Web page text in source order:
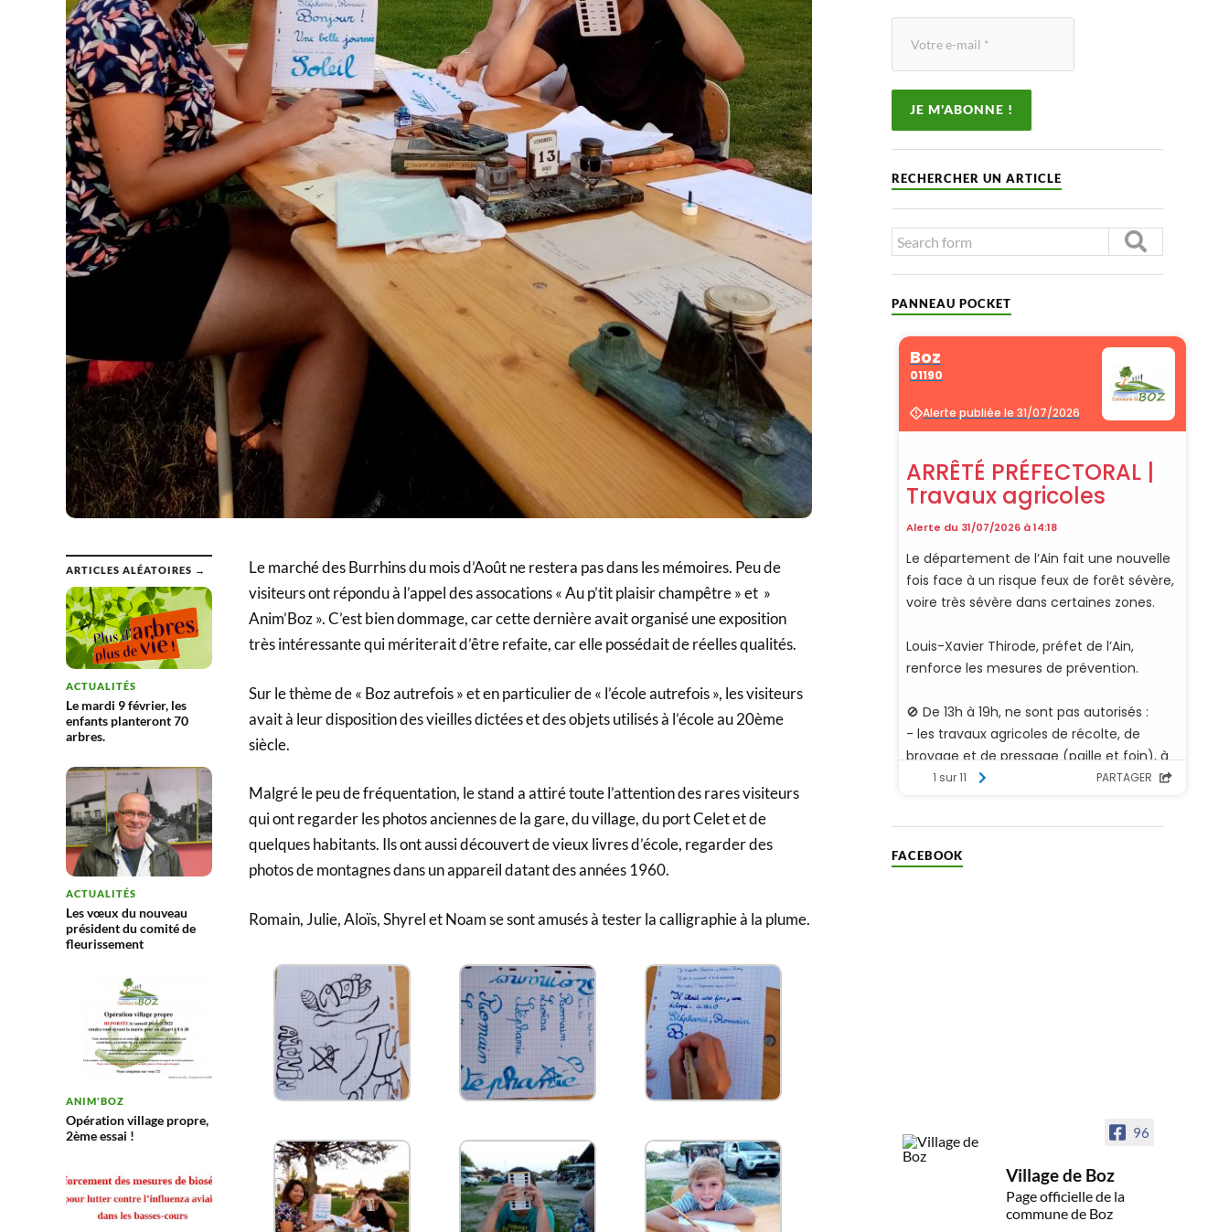
ARTICLES ALÉATOIRES →
ACTUALITÉS
Le mardi 9 février, les
enfants planteront 70
arbres.
ACTUALITÉS
Les vœux du nouveau
président du comité de
fleurissement
ANIM'BOZ
Opération village propre,
2ème essai !
Le marché des Burrhins du mois d’Août ne restera pas dans les mémoires. Peu de
visiteurs ont répondu à l’appel des assocations « Au p’tit plaisir champêtre » et »
Anim’Boz ». C’est bien dommage, car cette dernière avait organisé une exposition
très intéressante qui mériterait d’être refaite, car elle possédait de réelles qualités.
Sur le thème de « Boz autrefois » et en particulier de « l’école autrefois », les visiteurs
avait à leur disposition des vieilles dictées et des objets utilisés à l’école au 20ème
siècle.
Malgré le peu de fréquentation, le stand a attiré toute l’attention des rares visiteurs
qui ont regarder les photos anciennes de la gare, du village, du port Celet et de
quelques habitants. Ils ont aussi découvert de vieux livres d’école, regarder des
photos de montagnes dans un appareil datant des années 1960.
Romain, Julie, Aloïs, Shyrel et Noam se sont amusés à tester la calligraphie à la plume.
RECHERCHER UN ARTICLE
PANNEAU POCKET
FACEBOOK
96
Village de Boz
Page officielle de la
commune de Boz